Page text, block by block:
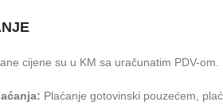
cijene su u KM sa uračunatim PDV-om.
Plaćanje gotovinski pouzećem,